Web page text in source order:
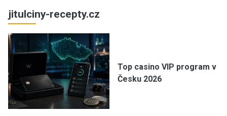
jitulciny-recepty.cz
Top casino VIP program v
Česku 2026